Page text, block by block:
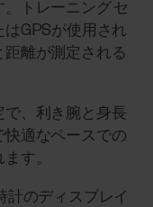
トレーニング セ
はGPSが使用され
離が測定される
で、利き腕と身長
快適なペースでの
す。
計のディスプレイ